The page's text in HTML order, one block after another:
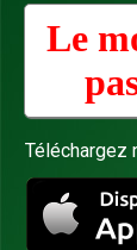
Le
Téléchargez